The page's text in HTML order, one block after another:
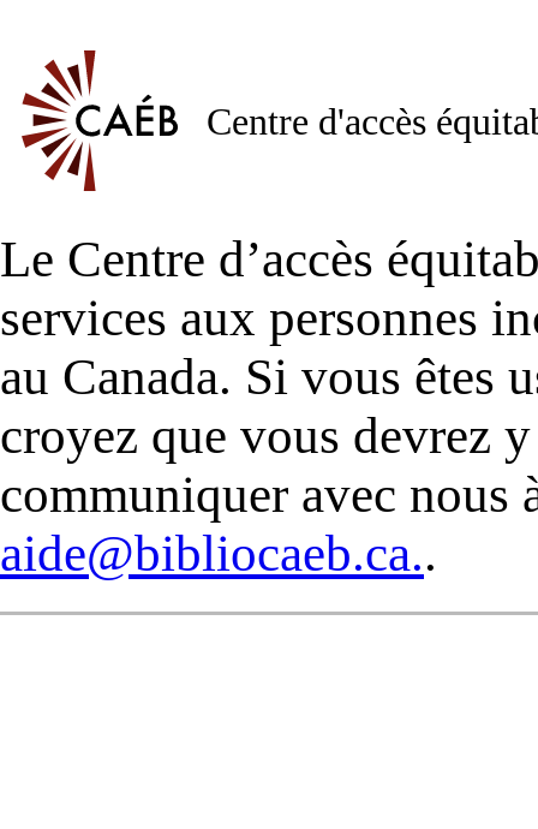
Centre d'accès
Le Centre d’accès
services aux personnes
au Canada. Si vous êtes
croyez que vous devrez
communiquer avec nous
aide@bibliocaeb.ca..